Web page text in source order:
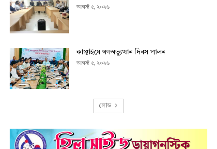
আগস্ট ৫, ২০২৬
কাপ্তাইয়ে গণঅভ্যুত্থান দিবস পালন
আগস্ট ৫, ২০২৬
লোড